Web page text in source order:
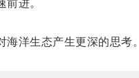
进。
洋生态产生更深的思考。